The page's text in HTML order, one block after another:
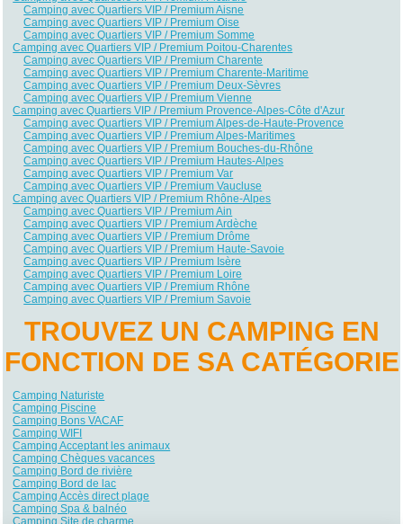
Camping avec Quartiers VIP / Premium Aisne
Camping avec Quartiers VIP / Premium Oise
Camping avec Quartiers VIP / Premium Somme
Camping avec Quartiers VIP / Premium Poitou-Charentes
Camping avec Quartiers VIP / Premium Charente
Camping avec Quartiers VIP / Premium Charente-Maritime
Camping avec Quartiers VIP / Premium Deux-Sèvres
Camping avec Quartiers VIP / Premium Vienne
Camping avec Quartiers VIP / Premium Provence-Alpes-Côte d'Azur
Camping avec Quartiers VIP / Premium Alpes-de-Haute-Provence
Camping avec Quartiers VIP / Premium Alpes-Maritimes
Camping avec Quartiers VIP / Premium Bouches-du-Rhône
Camping avec Quartiers VIP / Premium Hautes-Alpes
Camping avec Quartiers VIP / Premium Var
Camping avec Quartiers VIP / Premium Vaucluse
Camping avec Quartiers VIP / Premium Rhône-Alpes
Camping avec Quartiers VIP / Premium Ain
Camping avec Quartiers VIP / Premium Ardèche
Camping avec Quartiers VIP / Premium Drôme
Camping avec Quartiers VIP / Premium Haute-Savoie
Camping avec Quartiers VIP / Premium Isère
Camping avec Quartiers VIP / Premium Loire
Camping avec Quartiers VIP / Premium Rhône
Camping avec Quartiers VIP / Premium Savoie
TROUVEZ UN CAMPING EN
FONCTION DE SA CATÉGORIE
Camping Naturiste
Camping Piscine
Camping Bons VACAF
Camping WIFI
Camping Acceptant les animaux
Camping Chèques vacances
Camping Bord de rivière
Camping Bord de lac
Camping Accès direct plage
Camping Spa & balnéo
Camping Site de charme